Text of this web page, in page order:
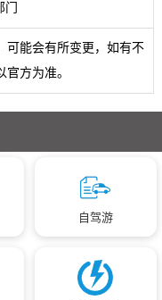
可能会有所变更，如有不
官方为准。
自驾游